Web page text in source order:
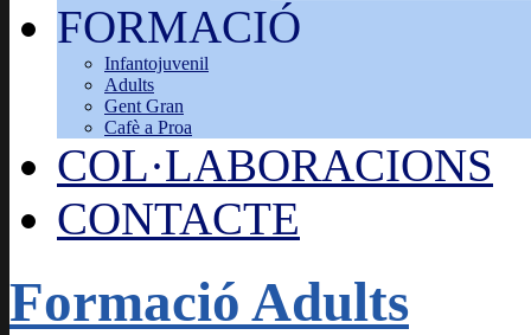
FORMACIÓ
Infantojuvenil
Adults
Gent Gran
Cafè a Proa
COL·LABORACIONS
CONTACTE
Formació Adults